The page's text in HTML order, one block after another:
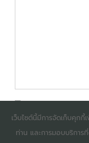
: InternetExplorer เ
เว็บไซต์นี้มีการจัดเก็บคุกกี้
ท่าน และการมอบบริการ